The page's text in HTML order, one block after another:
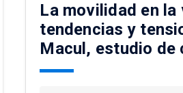
La movilidad en
tendencias y
Macul, estudio de